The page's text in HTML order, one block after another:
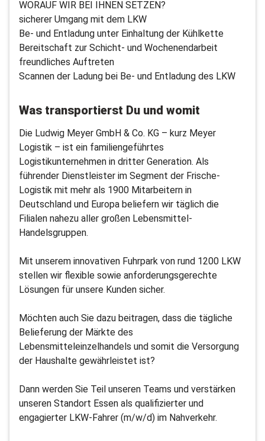
WORAUF WIR BEI IHNEN SETZEN?
sicherer Umgang mit dem LKW
Be- und Entladung unter Einhaltung der Kühlkette
Bereitschaft zur Schicht- und Wochenendarbeit
freundliches Auftreten
Scannen der Ladung bei Be- und Entladung des LKW
Was transportierst Du und womit
Die Ludwig Meyer GmbH & Co. KG – kurz Meyer
Logistik – ist ein familiengeführtes
Logistikunternehmen in dritter Generation. Als
führender Dienstleister im Segment der Frische-
Logistik mit mehr als 1900 Mitarbeitern in
Deutschland und Europa beliefern wir täglich die
Filialen nahezu aller großen Lebensmittel-
Handelsgruppen.
Mit unserem innovativen Fuhrpark von rund 1200 LKW
stellen wir flexible sowie anforderungsgerechte
Lösungen für unsere Kunden sicher.
Möchten auch Sie dazu beitragen, dass die tägliche
Belieferung der Märkte des
Lebensmitteleinzelhandels und somit die Versorgung
der Haushalte gewährleistet ist?
Dann werden Sie Teil unseren Teams und verstärken
unseren Standort Essen als qualifizierter und
engagierter LKW-Fahrer (m/w/d) im Nahverkehr.